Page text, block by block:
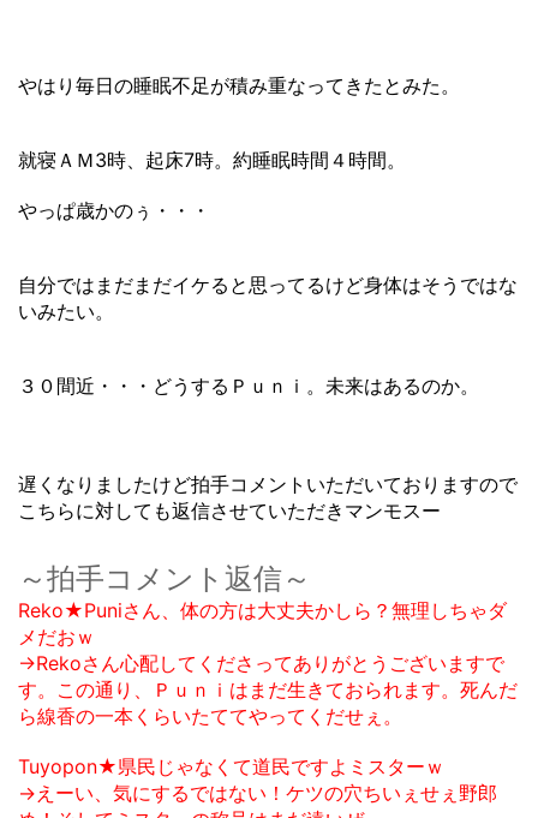
やはり毎日の睡眠不足が積み重なってきたとみた。
就寝ＡＭ3時、起床7時。約睡眠時間４時間。
やっぱ歳かのぅ・・・
自分ではまだまだイケると思ってるけど身体はそうではな
いみたい。
３０間近・・・どうするＰｕｎｉ。未来はあるのか。
遅くなりましたけど拍手コメントいただいておりますので
こちらに対しても返信させていただきマンモスー
～拍手コメント返信～
Reko★Puniさん、体の方は大丈夫かしら？無理しちゃダ
メだおｗ
→Rekoさん心配してくださってありがとうございますで
す。この通り、Ｐｕｎｉはまだ生きておられます。死んだ
ら線香の一本くらいたててやってくだせぇ。
Tuyopon★県民じゃなくて道民ですよミスターｗ
→えーい、気にするではない！ケツの穴ちいぇせぇ野郎